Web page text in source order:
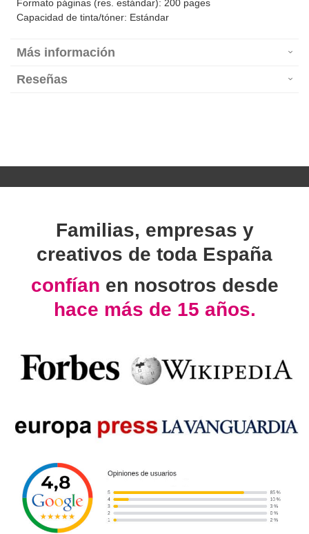
Formato páginas (res. estándar): 200 pages
Capacidad de tinta/tóner: Estándar
Más información
Reseñas
Familias, empresas y
creativos de toda España
confían en nosotros desde
hace más de 15 años.